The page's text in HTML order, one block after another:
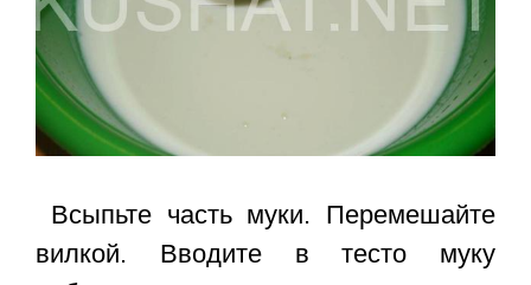
Всыпьте часть муки. Перемешайте
вилкой. Вводите в тесто муку